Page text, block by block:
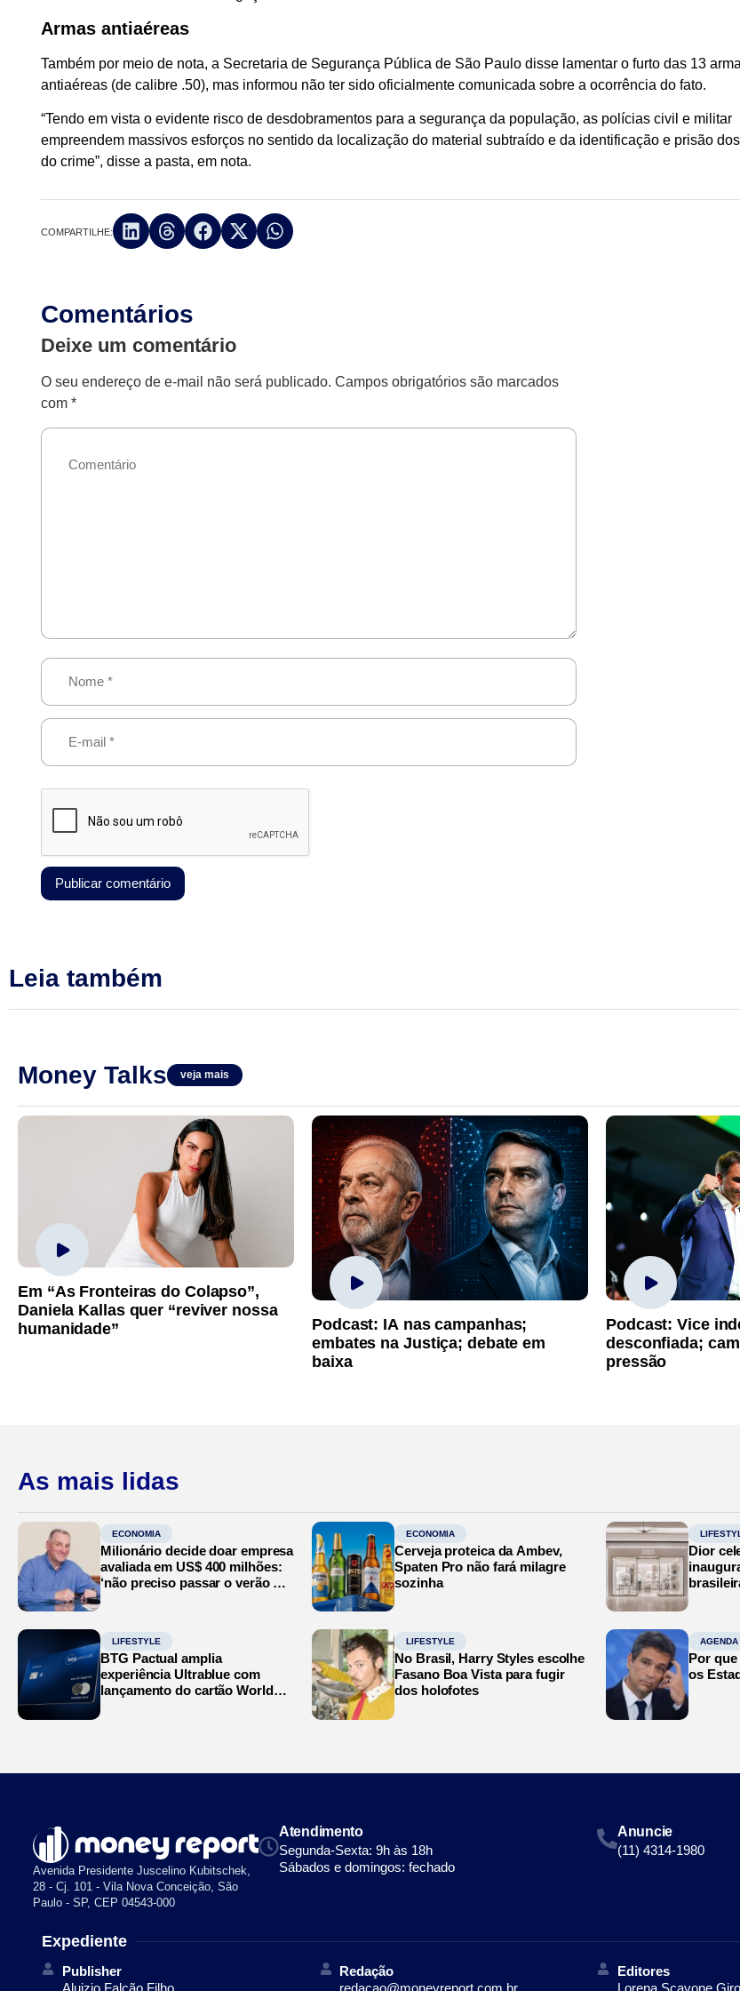
Armas antiaéreas
Também por meio de nota, a Secretaria de Segurança Pública de São Paulo disse lamentar o furto das 13
antiaéreas (de calibre .50), mas informou não ter sido oficialmente comunicada sobre a ocorrência do fato.
“Tendo em vista o evidente risco de desdobramentos para a segurança da população, as polícias civil e militar
empreendem massivos esforços no sentido da localização do material subtraído e da identificação e prisão
do crime”, disse a pasta, em nota.
COMPARTILHE:
Comentários
Deixe um comentário
O seu endereço de e-mail não será publicado. Campos obrigatórios são marcados
com*
Leia também
Money Talks veja mais
Em “As Fronteiras do Colapso”,
Daniela Kallas quer “reviver nossa
humanidade”
Podcast: IA nas campanhas;
embates na Justiça; debate em
baixa
Podcast: Vice
desconfiada;
pressão
As mais lidas
ECONOMIA
Milionário decide doar empresa
avaliada em US$ 400 milhões:
‘não preciso passar o verão no
ECONOMIA
Cerveja proteica da Ambev,
Spaten Pro não fará milagre
sozinha
Dior
LIFESTYLE
BTG Pactual amplia
experiência Ultrablue com
lançamento do cartão World
LIFESTYLE
No Brasil, Harry Styles escolhe
Fasano Boa Vista para fugir
dos holofotes
Por
os
Avenida Presidente Juscelino Kubitschek,
28 - Cj. 101 - Vila Nova Conceição, São
Paulo - SP, CEP 04543-000
Atendimento
Segunda-Sexta: 9h às 18h
Sábados e domingos: fechado
Anuncie
(11) 4314-1980
Expediente
Publisher
Aluizio Falcão Filho
Redação
redacao@moneyreport.com.br
Editores
Lorena Scavone